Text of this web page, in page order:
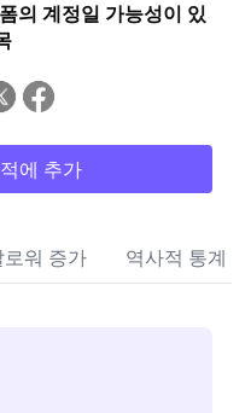
의 계정일 가능성이 있
에 추가
로워 증가 역사적 통계